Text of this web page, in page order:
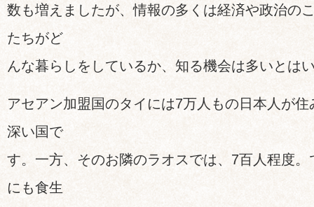
数も増えましたが、情報の多くは経済や政治の
たちがど
んな暮らしをしているか、知る機会は多いとは
アセアン加盟国のタイには7万人もの日本人が
深い国で
す。一方、そのお隣のラオスでは、7百人程度
にも食生